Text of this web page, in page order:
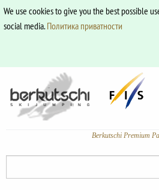
We use cookies to give you the best possible
social media.Политика приватности
Berkutschi Premium